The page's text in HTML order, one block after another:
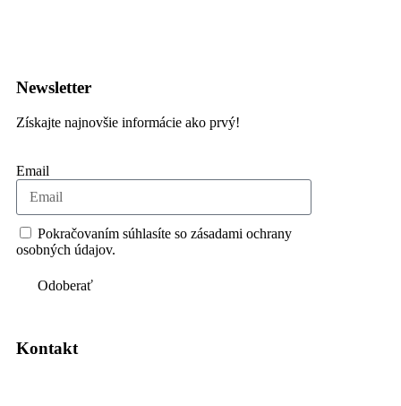
Newsletter
Získajte najnovšie informácie ako prvý!
Email
Pokračovaním súhlasíte so zásadami ochrany
osobných údajov.
Odoberať
Kontakt